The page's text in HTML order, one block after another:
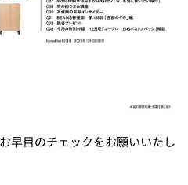
早目のチェックをお願いいたし